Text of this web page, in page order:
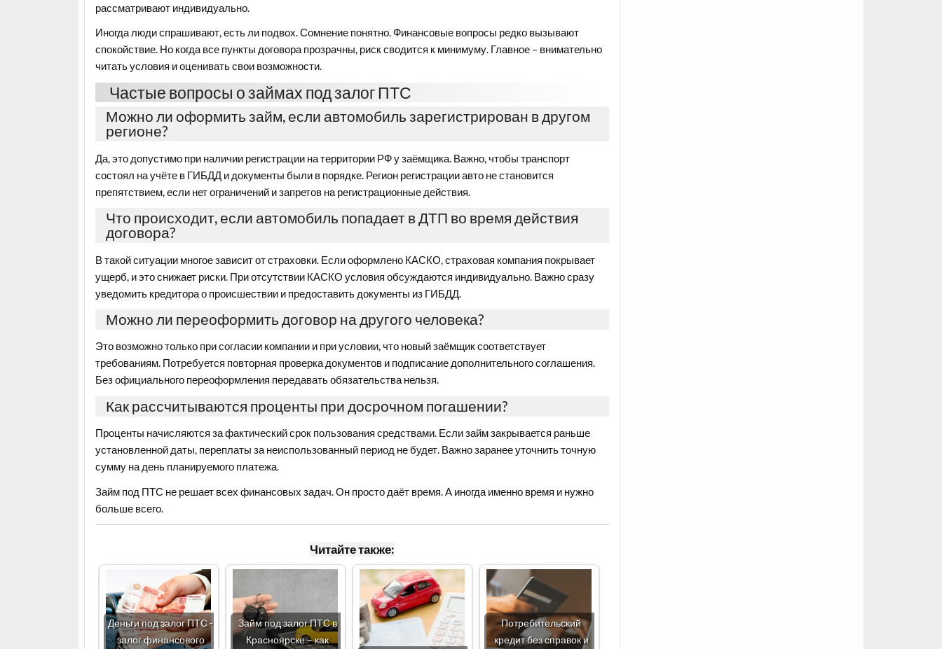
рассматривают индивидуально.
Иногда люди спрашивают, есть ли подвох. Сомнение понятно. Финансовые вопросы редко вызывают
спокойствие. Но когда все пункты договора прозрачны, риск сводится к минимуму. Главное – внимательно
читать условия и оценивать свои возможности.
Частые вопросы о займах под залог ПТС
Можно ли оформить займ, если автомобиль зарегистрирован в другом
регионе?
Да, это допустимо при наличии регистрации на территории РФ у заёмщика. Важно, чтобы транспорт
состоял на учёте в ГИБДД и документы были в порядке. Регион регистрации авто не становится
препятствием, если нет ограничений и запретов на регистрационные действия.
Что происходит, если автомобиль попадает в ДТП во время действия
договора?
В такой ситуации многое зависит от страховки. Если оформлено КАСКО, страховая компания покрывает
ущерб, и это снижает риски. При отсутствии КАСКО условия обсуждаются индивидуально. Важно сразу
уведомить кредитора о происшествии и предоставить документы из ГИБДД.
Можно ли переоформить договор на другого человека?
Это возможно только при согласии компании и при условии, что новый заёмщик соответствует
требованиям. Потребуется повторная проверка документов и подписание дополнительного соглашения.
Без официального переоформления передавать обязательства нельзя.
Как рассчитываются проценты при досрочном погашении?
Проценты начисляются за фактический срок пользования средствами. Если займ закрывается раньше
установленной даты, переплаты за неиспользованный период не будет. Важно заранее уточнить точную
сумму на день планируемого платежа.
Займ под ПТС не решает всех финансовых задач. Он просто даёт время. А иногда именно время и нужно
больше всего.
Читайте также:
Деньги под залог ПТС -
залог финансового
Займ под залог ПТС в
Красноярске – как
Потребительский
кредит без справок и